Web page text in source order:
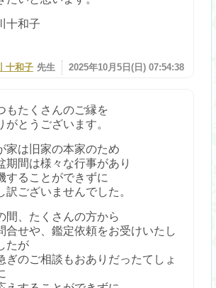
十和子
十和子 先生 2025年10月5日(日) 07:54:38
もたくさんのご縁を
がとうございます。
家は旧家の本家のため
期間は様々な行事があり
することができずに
訳ございませんでした。
間、たくさんの方から
合せや、鑑定依頼をお受けいたし
たが
ぎのご相談もおありだったてしょ